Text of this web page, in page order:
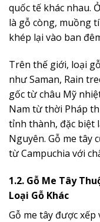
quốc tế khác nhau.
là gỗ còng, muồng
khép lại vào ban
Trên thế giới, loại
như Saman, Rain
gốc từ châu Mỹ
Nam từ thời Pháp
tỉnh thành, đặc biệt
Nguyên. Gỗ me tây
từ Campuchia với
1.2. Gỗ Me Tây
Loại Gỗ Khác
Gỗ me tây được